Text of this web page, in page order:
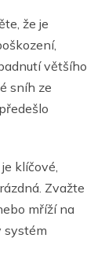
že je
většího
sníh ze
klíčové,
Zvažte
mříží na
systém